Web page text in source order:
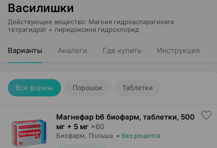
Василишки
Действующее вещество: Магния гидроаспарагината
тетрагидрат + пиридоксина гидрохлорид
Варианты Аналоги Где купить Инструкция
Все формы Порошок Таблетки
Магнефар b6 биофарм, таблетки, 500
мг + 5 мг ×60
Биофарм , Польша • без рецепта